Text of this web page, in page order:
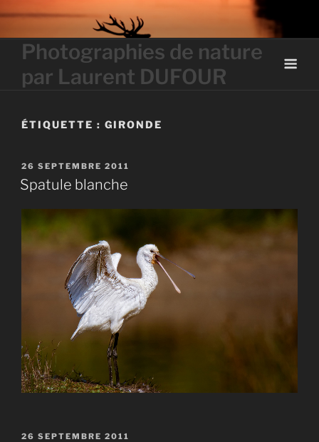
contentPhotographies de nature
par Laurent DUFOUR
ÉTIQUETTE : GIRONDE
PUBLIÉ
LE
26 SEPTEMBRE 2011
Spatule blanche
PUBLIÉ
26 SEPTEMBRE 2011